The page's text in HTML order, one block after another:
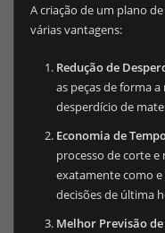
A criação de um plano
várias vantagens:
Redução de
as peças de forma
desperdício de
Economia de
processo de corte e
exatamente como
decisões de última
Melhor Previsão